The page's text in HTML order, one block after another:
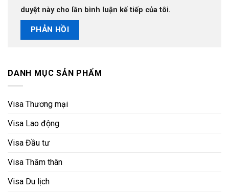
duyệt này cho lần bình luận kế tiếp của tôi.
DANH MỤC SẢN PHẨM
Visa Thương mại
Visa Lao động
Visa Đầu tư
Visa Thăm thân
Visa Du lịch